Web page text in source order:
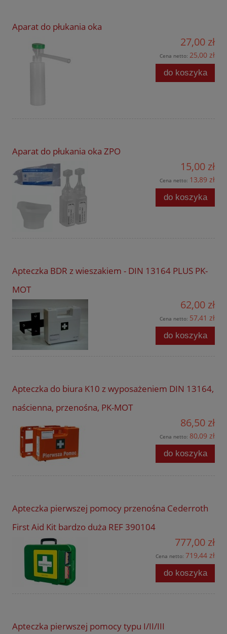
Aparat do płukania oka
27,00 zł
Cena netto: 25,00 zł
do koszyka
Aparat do płukania oka ZPO
15,00 zł
Cena netto: 13,89 zł
do koszyka
Apteczka BDR z wieszakiem - DIN 13164 PLUS PK-
MOT
62,00 zł
Cena netto: 57,41 zł
do koszyka
Apteczka do biura K10 z wyposażeniem DIN 13164,
naścienna, przenośna, PK-MOT
86,50 zł
Cena netto: 80,09 zł
do koszyka
Apteczka pierwszej pomocy przenośna Cederroth
First Aid Kit bardzo duża REF 390104
777,00 zł
Cena netto: 719,44 zł
do koszyka
Apteczka pierwszej pomocy typu I/II/III